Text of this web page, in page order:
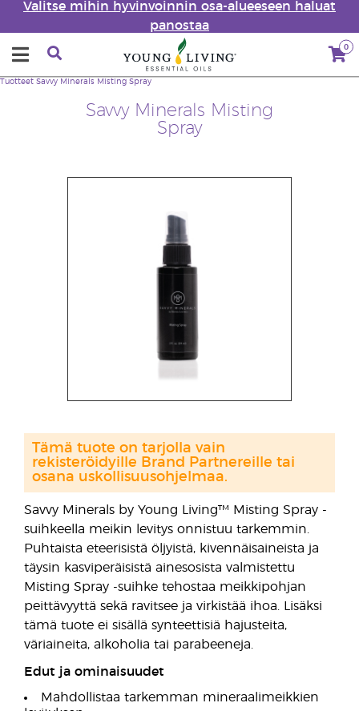
Valitse mihin hyvinvoinnin osa-alueeseen haluat
panostaa
0
Savvy Minerals Misting
Spray
Tuotteet Savvy Minerals Misting Spray
Savvy Minerals by Young Living™ Misting Spray -
suihkeella meikin levitys onnistuu tarkemmin.
Puhtaista eteerisistä öljyistä, kivennäisaineista ja
täysin kasviperäisistä ainesosista valmistettu
Misting Spray -suihke tehostaa meikkipohjan
peittävyyttä sekä ravitsee ja virkistää ihoa. Lisäksi
tämä tuote ei sisällä synteettisiä hajusteita,
väriaineita, alkoholia tai parabeeneja.
Edut ja ominaisuudet
Mahdollistaa tarkemman mineraalimeikkien
Tämä tuote on tarjolla vain
rekisteröidyille Brand Partnereille tai
osana uskollisuusohjelmaa.